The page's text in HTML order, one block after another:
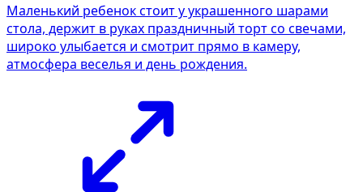
Маленький ребенок стоит у украшенного шарами
стола, держит в руках праздничный торт со свечами,
широко улыбается и смотрит прямо в камеру,
атмосфера веселья и день рождения.